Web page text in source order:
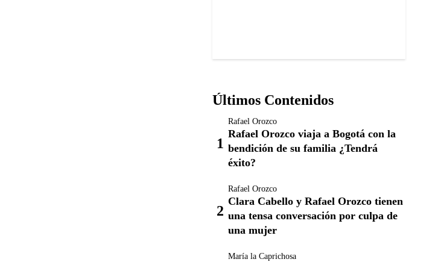
Últimos Contenidos
Rafael Orozco
Rafael Orozco viaja a Bogotá con la
bendición de su familia ¿Tendrá
éxito?
Rafael Orozco
Clara Cabello y Rafael Orozco tienen
una tensa conversación por culpa de
una mujer
María la Caprichosa